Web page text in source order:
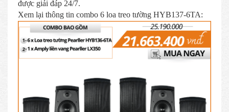
được giải đáp 24/7.
Xem lại thông tin combo 6 loa treo tường HYB137-6TA: